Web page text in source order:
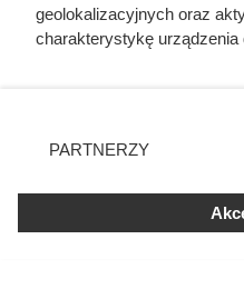
Czytaj także:
Córki Młynarskiego
geolokalizacyjnych oraz
charakterystykę urządzenia
zmienić/wycofać klikając
znajdujący się w lewym
użytkownika, ale masz
przetwarzaniu. Preferencje
PARTNERZY